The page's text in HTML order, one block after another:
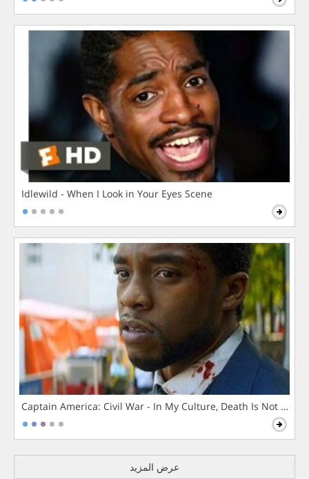
Idlewild - When I Look in Your Eyes Scene
Captain America: Civil War - In My Culture, Death Is Not The
عرض المزيد